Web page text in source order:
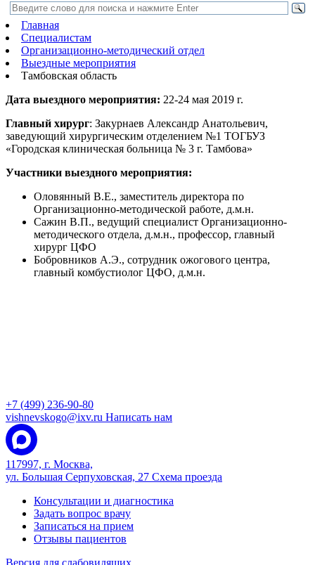
Главная
Специалистам
Организационно-методический отдел
Выездные мероприятия
Тамбовская область
Дата выездного мероприятия: 22-24 мая 2019 г.
Главный хирург: Закурнаев Александр Анатольевич,
заведующий хирургическим отделением №1 ТОГБУЗ
«Городская клиническая больница № 3 г. Тамбова»
Участники выездного мероприятия:
Оловянный В.Е., заместитель директора по
Организационно-методической работе, д.м.н.
Сажин В.П., ведущий специалист Организационно-
методического отдела, д.м.н., профессор, главный
хирург ЦФО
Бобровников А.Э., сотрудник ожогового центра,
главный комбустиолог ЦФО, д.м.н.
+7 (499) 236-90-80
vishnevskogo@ixv.ru Написать нам
117997, г. Москва,
ул. Большая Серпуховская, 27 Схема проезда
Консультации и диагностика
Задать вопрос врачу
Записаться на прием
Отзывы пациентов
Версия для слабовидящих